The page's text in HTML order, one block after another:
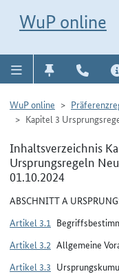
WuP online
WuP online
Kapitel 3
Inhaltsverzeichnis
Ursprungsregeln
01.10.2024
ABSCHNITT A
Artikel 3.1
Artikel 3.2 Allgemeine
Artikel 3.3